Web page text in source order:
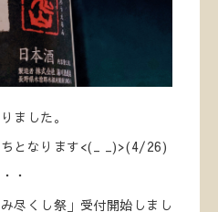
ました。
となります<(_ _)>(4/26)
・
尽くし祭」受付開始しまし